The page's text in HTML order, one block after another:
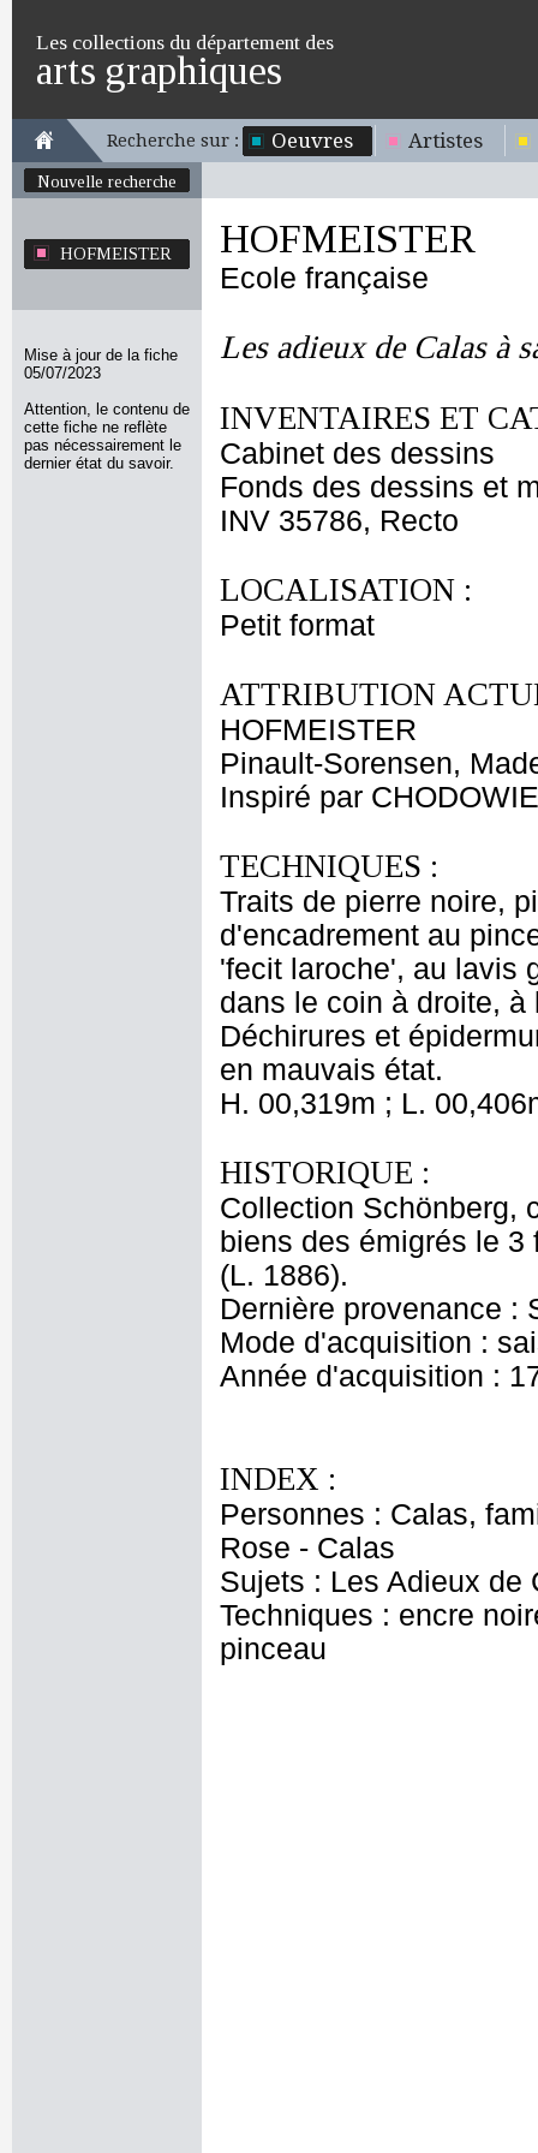
Les collections du département des
arts graphiques
Recherche sur : Oeuvres Artistes
Nouvelle recherche
HOFMEISTER
Mise à jour de la fiche
05/07/2023
Attention, le contenu de
cette fiche ne reflète
pas nécessairement le
dernier état du savoir.
HOFMEISTER
Ecole française
Les adieux de Calas à
INVENTAIRES ET
Cabinet des dessins
Fonds des dessins et
INV 35786, Recto
LOCALISATION :
Petit format
ATTRIBUTION
HOFMEISTER
Pinault-Sorensen,
Inspiré par
TECHNIQUES :
Traits de pierre noire,
d'encadrement au
'fecit laroche', au lavis
dans le coin à droite,
Déchirures et
en mauvais état.
H. 00,319m ; L.
HISTORIQUE :
Collection Schönberg,
biens des émigrés le
(L. 1886).
Dernière provenance :
Mode d'acquisition :
Année d'acquisition :
INDEX :
Personnes : Calas,
Rose - Calas
Sujets : Les Adieux de
Techniques : encre
pinceau